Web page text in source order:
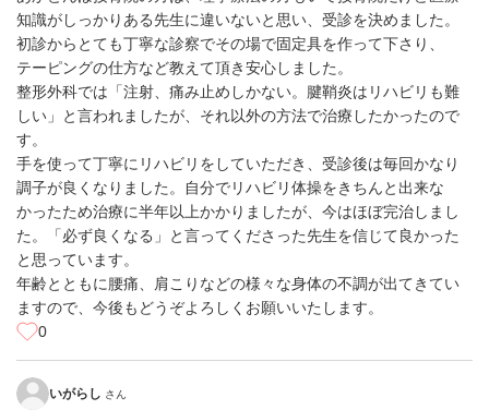
知識がしっかりある先生に違いないと思い、受診を決めました。
初診からとても丁寧な診察でその場で固定具を作って下さり、
テーピングの仕方など教えて頂き安心しました。
整形外科では「注射、痛み止めしかない。腱鞘炎はリハビリも難
しい」と言われましたが、それ以外の方法で治療したかったので
す。
手を使って丁寧にリハビリをしていただき、受診後は毎回かなり
調子が良くなりました。自分でリハビリ体操をきちんと出来な
かったため治療に半年以上かかりましたが、今はほぼ完治しまし
た。「必ず良くなる」と言ってくださった先生を信じて良かった
と思っています。
年齢とともに腰痛、肩こりなどの様々な身体の不調が出てきてい
ますので、今後もどうぞよろしくお願いいたします。
0
いがらし さん